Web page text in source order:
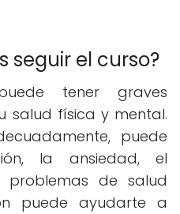
seguir el curso?
tener graves
salud física y mental.
puede
la ansiedad, el
de salud
puede ayudarte a